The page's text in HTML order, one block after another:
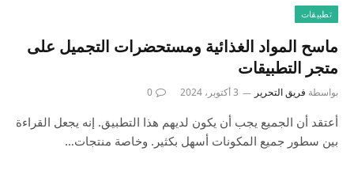
تطبيقات
ماسح المواد الغذائية ومستحضرات التجميل على
متجر التطبيقات
بواسطة فريق التحرير 3 أكتوبر، 2024 0
أعتقد أن الجميع يجب أن يكون لديهم هذا التطبيق. إنه يجعل القراءة
بين سطور جميع المكونات أسهل بكثير. وخاصة منتجات…